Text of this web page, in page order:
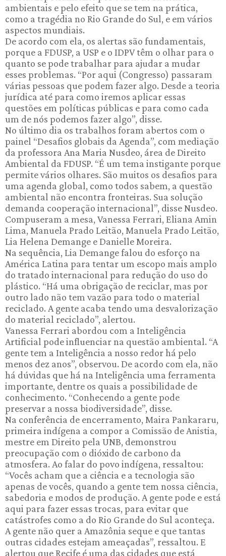
ambientais e pelo efeito que se tem na prática,
como a tragédia no Rio Grande do Sul, e em vários
aspectos mundiais.
De acordo com ela, os alertas são fundamentais,
porque a FDUSP, a USP e o IDPV têm o olhar para o
quanto se pode trabalhar para ajudar a mudar
esses problemas. “Por aqui (Congresso) passaram
várias pessoas que podem fazer algo. Desde a teoria
jurídica até para como iremos aplicar essas
questões em políticas públicas e para como cada
um de nós podemos fazer algo”, disse.
No último dia os trabalhos foram abertos com o
painel “Desafios globais da Agenda”, com mediação
da professora Ana Maria Nusdeo, área de Direito
Ambiental da FDUSP. “É um tema instigante porque
permite vários olhares. São muitos os desafios para
uma agenda global, como todos sabem, a questão
ambiental não encontra fronteiras. Sua solução
demanda cooperação internacional”, disse Nusdeo.
Compuseram a mesa, Vanessa Ferrari, Eliana Amin
Lima, Manuela Prado Leitão, Manuela Prado Leitão,
Lia Helena Demange e Danielle Moreira.
Na sequência, Lia Demange falou do esforço na
América Latina para tentar um escopo mais amplo
do tratado internacional para redução do uso do
plástico. “Há uma obrigação de reciclar, mas por
outro lado não tem vazão para todo o material
reciclado. A gente acaba tendo uma desvalorização
do material reciclado”, alertou.
Vanessa Ferrari abordou com a Inteligência
Artificial pode influenciar na questão ambiental. “A
gente tem a Inteligência a nosso redor há pelo
menos dez anos”, observou. De acordo com ela, não
há dúvidas que há na Inteligência uma ferramenta
importante, dentre os quais a possibilidade de
conhecimento. “Conhecendo a gente pode
preservar a nossa biodiversidade”, disse.
Na conferência de encerramento, Maira Pankararu,
primeira indígena a compor a Comissão de Anistia,
mestre em Direito pela UNB, demonstrou
preocupação com o dióxido de carbono da
atmosfera. Ao falar do povo indígena, ressaltou:
“Vocês acham que a ciência e a tecnologia são
apenas de vocês, quando a gente tem nossa ciência,
sabedoria e modos de produção. A gente pode e está
aqui para fazer essas trocas, para evitar que
catástrofes como a do Rio Grande do Sul aconteça.
A gente não quer a Amazônia seque e que tantas
outras cidades estejam ameaçadas”, ressaltou. E
alertou que Recife é uma das cidades que está